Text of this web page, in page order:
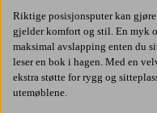
Riktige posisjonsputer kan
gjelder komfort og stil. En myk
maksimal avslapping enten du
leser en bok i hagen. Med en
ekstra støtte for rygg og
utemøblene.